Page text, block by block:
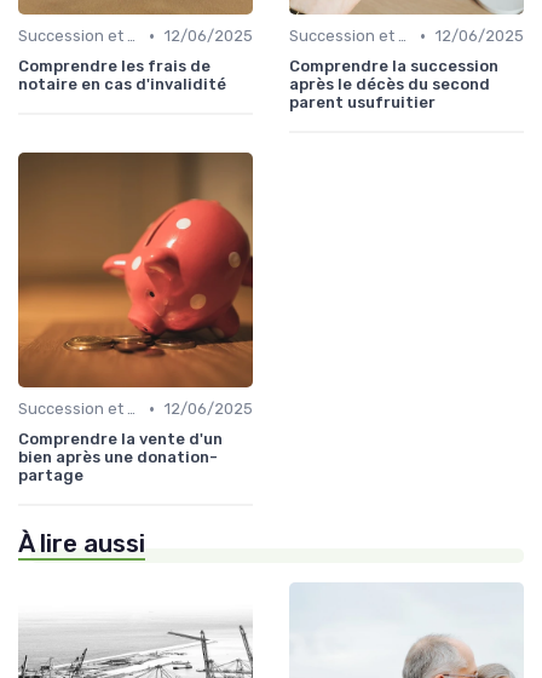
Succession et Transmission de Patrimoine • 12/06/2025
Comprendre les frais de
notaire en cas d'invalidité
Succession et Transmission de Patrimoine • 12/06/2025
Comprendre la succession
après le décès du second
parent usufruitier
Succession et Transmission de Patrimoine • 12/06/2025
Comprendre la vente d'un
bien après une donation-
partage
À lire aussi